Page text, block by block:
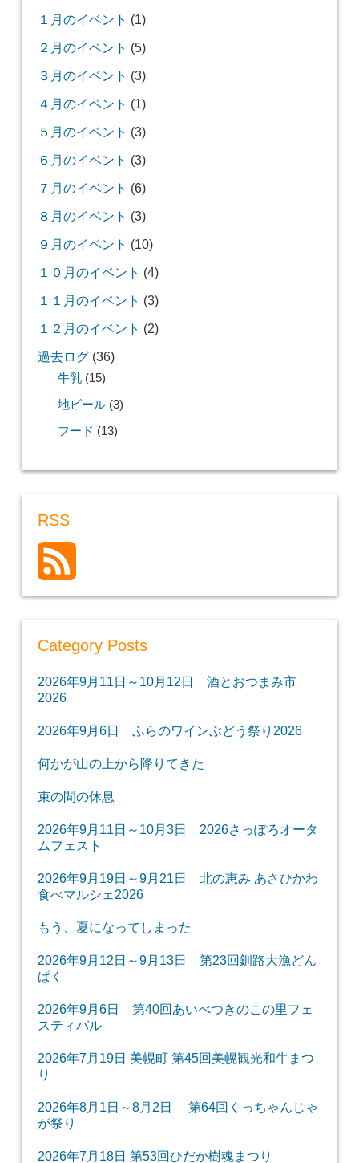
１月のイベント (1)
２月のイベント (5)
３月のイベント (3)
４月のイベント (1)
５月のイベント (3)
６月のイベント (3)
７月のイベント (6)
８月のイベント (3)
９月のイベント (10)
１０月のイベント (4)
１１月のイベント (3)
１２月のイベント (2)
過去ログ(36)
牛乳(15)
地ビール(3)
フード (13)
RSS
Category Posts
2026年9月11日～10月12日 酒とおつまみ市
2026
2026年9月6日 ふらのワインぶどう祭り2026
何かが山の上から降りてきた
束の間の休息
2026年9月11日～10月3日 2026さっぽろオータ
ムフェスト
2026年9月19日～9月21日 北の恵み あさひかわ
食べマルシェ2026
もう、夏になってしまった
2026年9月12日～9月13日 第23回釧路大漁どん
ぱく
2026年9月6日 第40回あいべつきのこの里フェ
スティバル
2026年7月19日 美幌町 第45回美幌観光和牛まつ
り
2026年8月1日～8月2日 第64回くっちゃんじゃ
が祭り
2026年7月18日 第53回ひだか樹魂まつり